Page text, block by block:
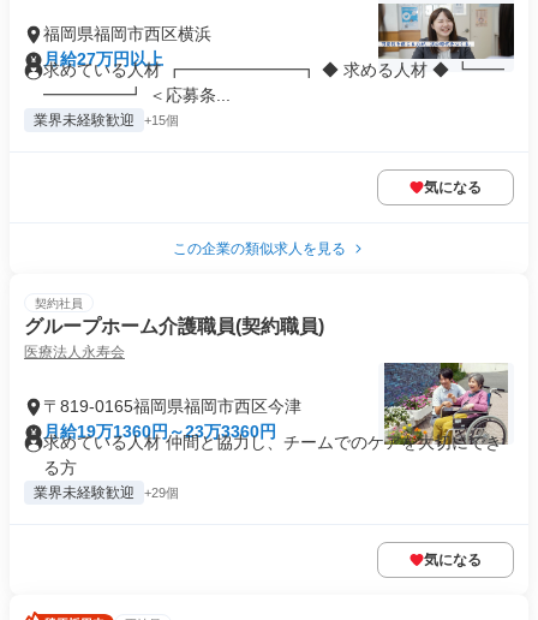
福岡県福岡市西区横浜
月給27万円以上
求めている人材 ┏━━━━━━━┓ ◆ 求める人材 ◆ ┗━━
━━━━━┛ ＜応募条...
業界未経験歓迎 +15個
気になる
この企業の類似求人を見る
契約社員
グループホーム介護職員(契約職員)
医療法人永寿会
〒819-0165福岡県福岡市西区今津
月給19万1360円～23万3360円
求めている人材 仲間と協力し、チームでのケアを大切にでき
る方
業界未経験歓迎 +29個
気になる